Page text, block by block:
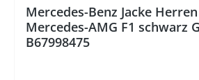
Mercedes-Benz Jacke
Mercedes-AMG F1 schwarz
B67998475